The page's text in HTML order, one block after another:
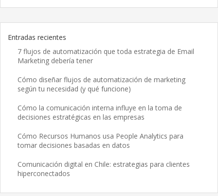
Entradas recientes
7 flujos de automatización que toda estrategia de Email
Marketing debería tener
Cómo diseñar flujos de automatización de marketing
según tu necesidad (y qué funcione)
Cómo la comunicación interna influye en la toma de
decisiones estratégicas en las empresas
Cómo Recursos Humanos usa People Analytics para
tomar decisiones basadas en datos
Comunicación digital en Chile: estrategias para clientes
hiperconectados